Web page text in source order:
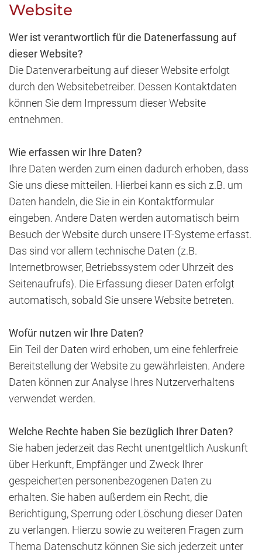
Website
Wer ist verantwortlich für die Datenerfassung auf
dieser Website?
Die Datenverarbeitung auf dieser Website erfolgt
durch den Websitebetreiber. Dessen Kontaktdaten
können Sie dem Impressum dieser Website
entnehmen.
Wie erfassen wir Ihre Daten?
Ihre Daten werden zum einen dadurch erhoben, dass
Sie uns diese mitteilen. Hierbei kann es sich z.B. um
Daten handeln, die Sie in ein Kontaktformular
eingeben. Andere Daten werden automatisch beim
Besuch der Website durch unsere IT-Systeme erfasst.
Das sind vor allem technische Daten (z.B.
Internetbrowser, Betriebssystem oder Uhrzeit des
Seitenaufrufs). Die Erfassung dieser Daten erfolgt
automatisch, sobald Sie unsere Website betreten.
Wofür nutzen wir Ihre Daten?
Ein Teil der Daten wird erhoben, um eine fehlerfreie
Bereitstellung der Website zu gewährleisten. Andere
Daten können zur Analyse Ihres Nutzerverhaltens
verwendet werden.
Welche Rechte haben Sie bezüglich Ihrer Daten?
Sie haben jederzeit das Recht unentgeltlich Auskunft
über Herkunft, Empfänger und Zweck Ihrer
gespeicherten personenbezogenen Daten zu
erhalten. Sie haben außerdem ein Recht, die
Berichtigung, Sperrung oder Löschung dieser Daten
zu verlangen. Hierzu sowie zu weiteren Fragen zum
Thema Datenschutz können Sie sich jederzeit unter